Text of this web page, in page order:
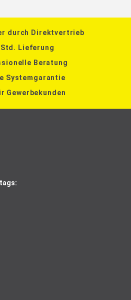
durch Direktvertrieb
Std. Lieferung
Beratung
Systemgarantie
Gewerbekunden